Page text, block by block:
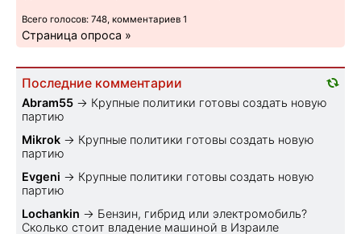
Всего голосов: 748, комментариев 1
Страница опроса »
Последние комментарии
Abram55 → Крупные политики готовы создать новую
партию
Mikrok → Крупные политики готовы создать новую
партию
Evgeni → Крупные политики готовы создать новую
партию
Lochankin → Бензин, гибрид или электромобиль?
Cколько стоит владение машиной в Израиле